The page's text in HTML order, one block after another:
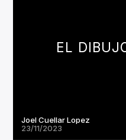
Invencible
EL
Joel Cuellar Lopez
23/11/2023